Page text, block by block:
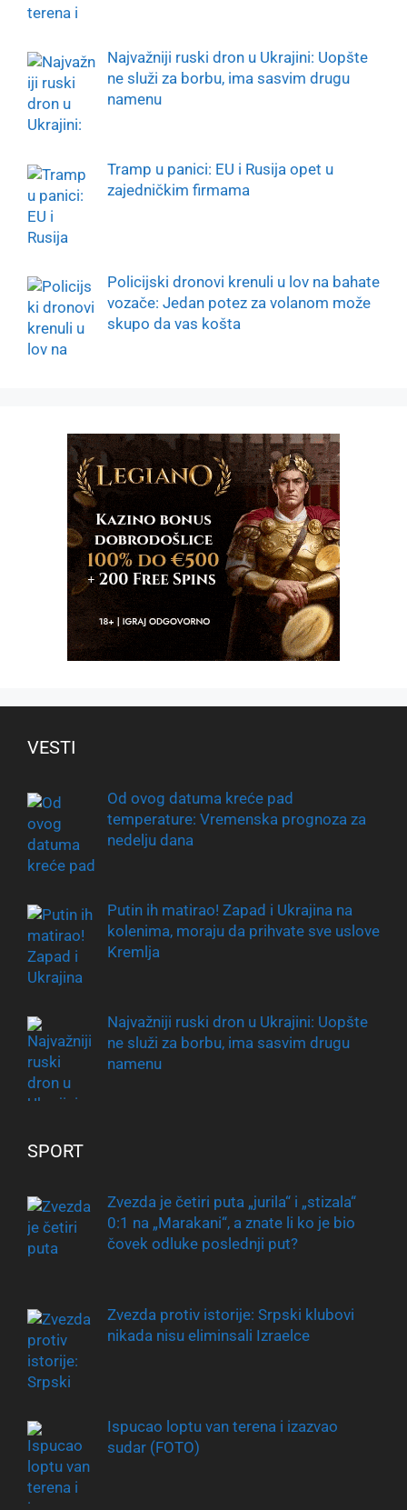
Najvažniji ruski dron u Ukrajini: Uopšte
ne služi za borbu, ima sasvim drugu
namenu
Tramp u panici: EU i Rusija opet u
zajedničkim firmama
Policijski dronovi krenuli u lov na bahate
vozače: Jedan potez za volanom može
skupo da vas košta
VESTI
Od ovog datuma kreće pad
temperature: Vremenska prognoza za
nedelju dana
Putin ih matirao! Zapad i Ukrajina na
kolenima, moraju da prihvate sve uslove
Kremlja
Najvažniji ruski dron u Ukrajini: Uopšte
ne služi za borbu, ima sasvim drugu
namenu
SPORT
Zvezda je četiri puta „jurila“ i „stizala“
0:1 na „Marakani“, a znate li ko je bio
čovek odluke poslednji put?
Zvezda protiv istorije: Srpski klubovi
nikada nisu eliminsali Izraelce
Ispucao loptu van terena i izazvao
sudar (FOTO)